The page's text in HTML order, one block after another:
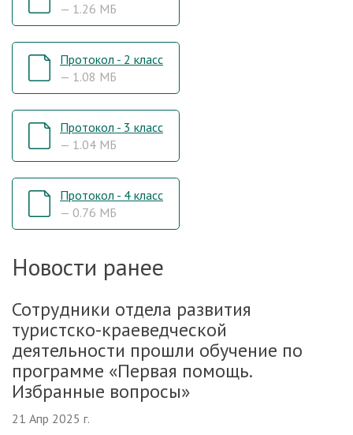
— 1.26 МБ
Протокол - 2 класс
— 1.08 МБ
Протокол - 3 класс
— 1.04 МБ
Протокол - 4 класс
— 0.76 МБ
Новости ранее
Сотрудники отдела развития
туристско-краеведческой
деятельности прошли обучение по
программе «Первая помощь.
Избранные вопросы»
21 Апр 2025 г.